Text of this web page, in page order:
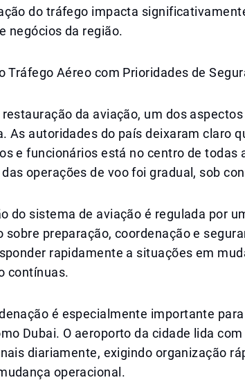
do tráfego impacta
negócios da região.
Tráfego Aéreo com Prioridades de
restauração da aviação, um dos
As autoridades do país deixaram claro
e funcionários está no centro de todas
operações de voo foi gradual, sob
do sistema de aviação é regulada por
sobre preparação, coordenação e
rapidamente a situações em
contínuas.
é especialmente importante
Dubai. O aeroporto da cidade lida
diariamente, exigindo organização
operacional.